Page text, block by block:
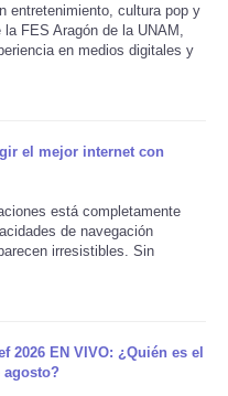
entretenimiento, cultura pop y
FES Aragón de la UNAM,
en medios digitales y
el mejor internet con
está completamente
de navegación
irresistibles. Sin
2026 EN VIVO: ¿Quién es el
agosto?